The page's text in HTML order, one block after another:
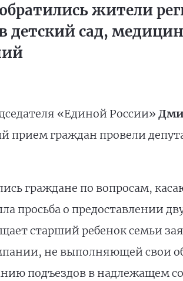
жители
детский сад,
«Единой России»
прием граждан провели
граждане по вопросам,
просьба о предоставлении
старший ребенок семьи
не выполняющей свои
подъездов в надлежащем